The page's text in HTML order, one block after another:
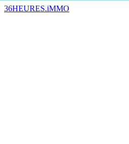
36HEURES.iMMO